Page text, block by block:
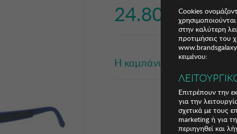
24.80€
Η καμπάνια έχει λήξει
Cookies
στην καλύτερη
προτιμήσεις του
κειμένου:
Επιτρέπουν την
για την
σχετικά με τους
marketing ή για
περιηγηθεί και